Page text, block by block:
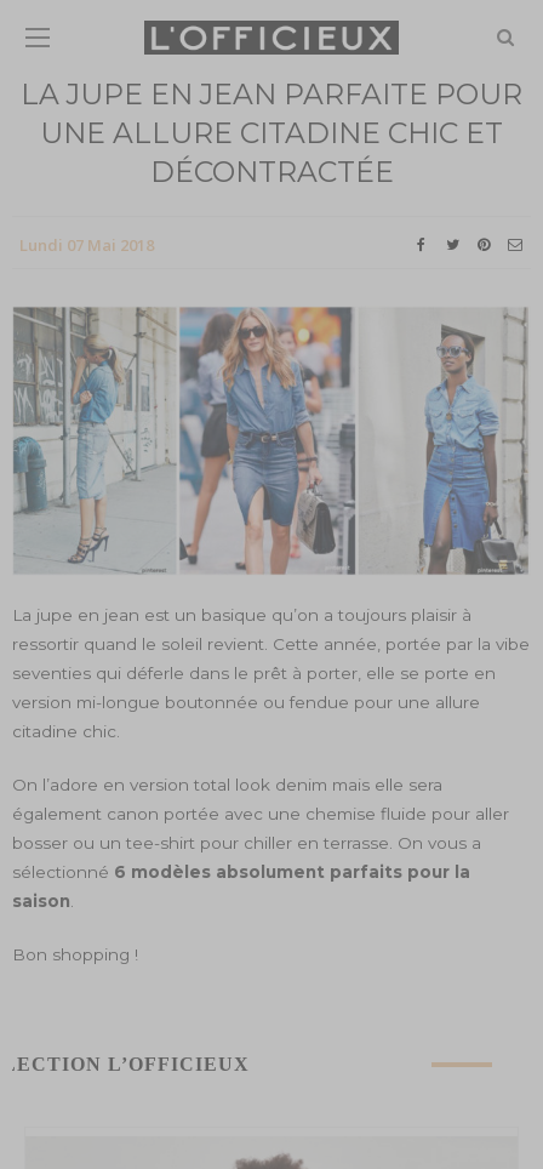
LA JUPE EN JEAN PARFAITE POUR
UNE ALLURE CITADINE CHIC ET
DÉCONTRACTÉE
Lundi 07 Mai 2018
La jupe en jean est un basique qu’on a toujours plaisir à
ressortir quand le soleil revient. Cette année, portée par la vibe
seventies qui déferle dans le prêt à porter, elle se porte en
version mi-longue boutonnée ou fendue pour une allure
citadine chic.
On l’adore en version total look denim mais elle sera
également canon portée avec une chemise fluide pour aller
bosser ou un tee-shirt pour chiller en terrasse. On vous a
sélectionné 6 modèles absolument parfaits pour la
saison.
Bon shopping !
L’OFFICIEUX